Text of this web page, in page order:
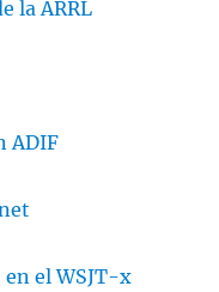
la ARRL
ADIF
el WSJT-x